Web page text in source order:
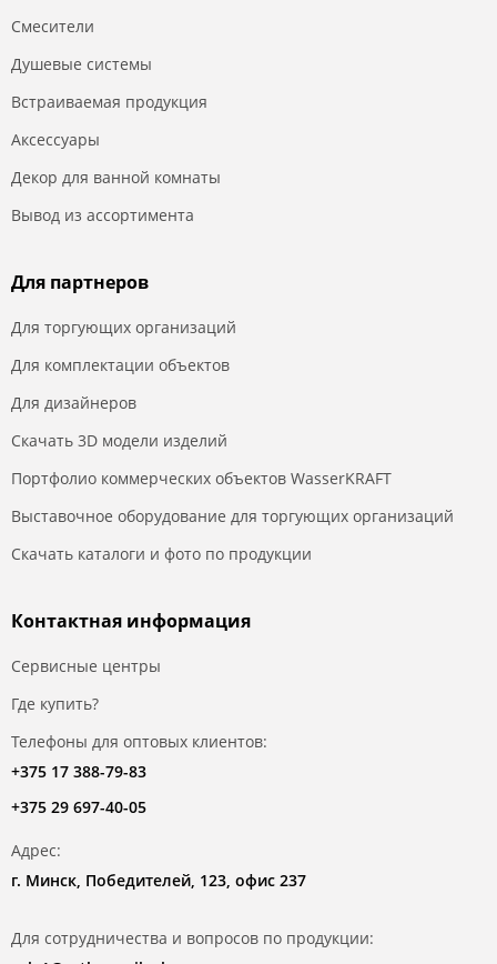
Смесители
Душевые системы
Встраиваемая продукция
Аксессуары
Декор для ванной комнаты
Вывод из ассортимента
Для партнеров
Для торгующих организаций
Для комплектации объектов
Для дизайнеров
Скачать 3D модели изделий
Портфолио коммерческих объектов WasserKRAFT
Выставочное оборудование для торгующих организаций
Скачать каталоги и фото по продукции
Контактная информация
Сервисные центры
Где купить?
Телефоны для оптовых клиентов:
+375 17 388-79-83
+375 29 697-40-05
Адрес:
г. Минск, Победителей, 123, офис 237
Для сотрудничества и вопросов по продукции: